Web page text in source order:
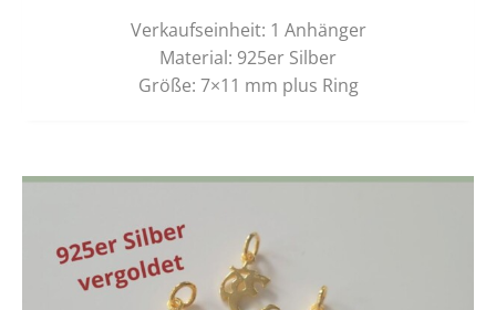
Verkaufseinheit: 1 Anhänger
Material: 925er Silber
Größe: 7×11 mm plus Ring